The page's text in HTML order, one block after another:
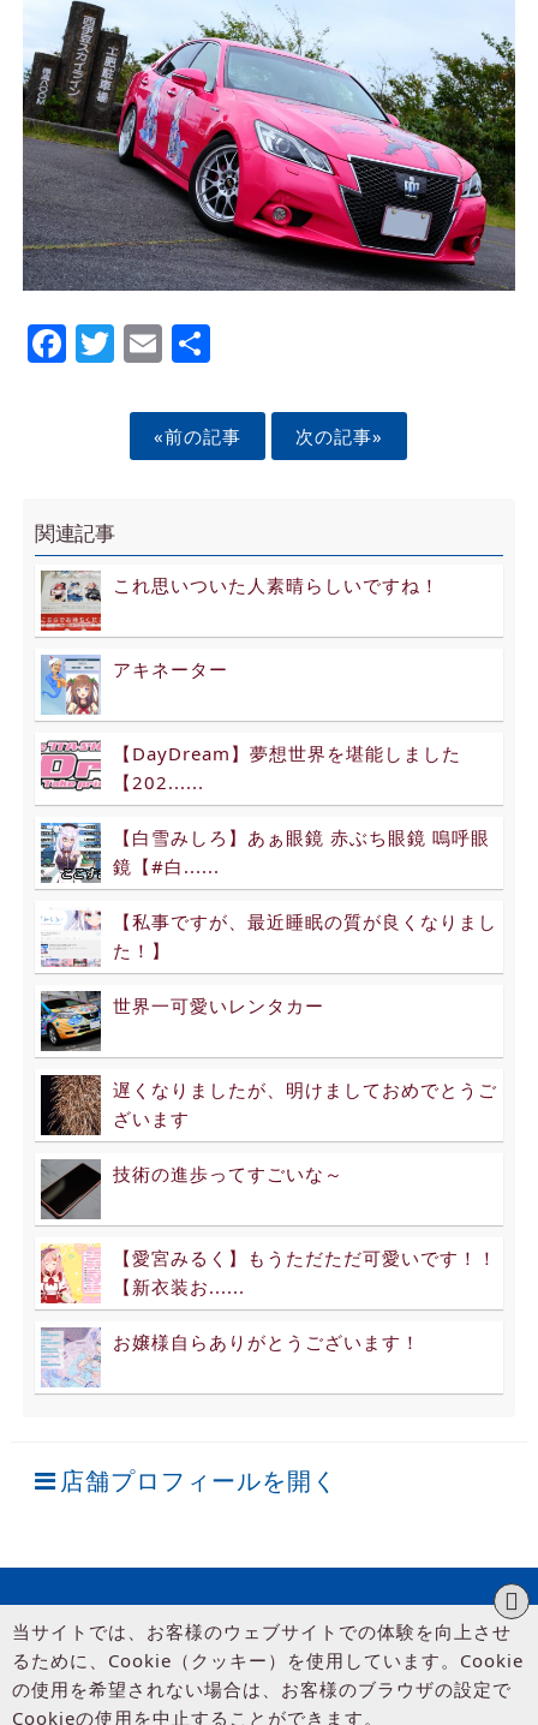
Facebook
Twitter
EmailShare
«前の記事 次の記事»
関連記事
これ思いついた人素晴らしいですね！
アキネーター
【DayDream】夢想世界を堪能しました
【202......
【白雪みしろ】あぁ眼鏡 赤ぶち眼鏡 嗚呼眼
鏡【#白......
【私事ですが、最近睡眠の質が良くなりまし
た！】
世界一可愛いレンタカー
遅くなりましたが、明けましておめでとうご
ざいます
技術の進歩ってすごいな～
【愛宮みるく】もうただただ可愛いです！！
【新衣装お......
お嬢様自らありがとうございます！
店舗プロフィールを開く
当サイトでは、お客様のウェブサイトでの体験を向上させ
るために、Cookie（クッキー）を使用しています。Cookie
の使用を希望されない場合は、お客様のブラウザの設定で
Cookieの使用を中止することができます。